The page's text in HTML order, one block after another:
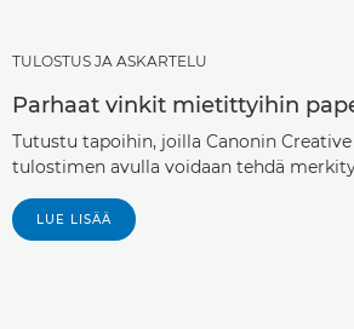
TULOSTUS JA ASKARTELU
Parhaat vinkit mietittyihin
Tutustu tapoihin, joilla Canonin
tulostimen avulla voidaan tehdä
LUE LISÄÄ